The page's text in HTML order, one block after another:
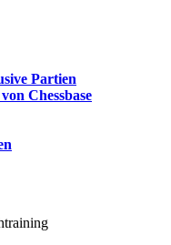
Partien
Chessbase